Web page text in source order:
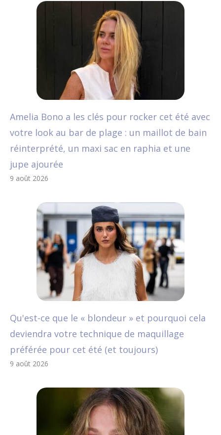
Amelia Bono a les clés pour rocker cet été avec
votre look au bar de plage : un maillot de bain
réinterprété, un maxi sac en raphia et une
jupe ajourée
9 août 2026
Qu'est-ce que le « blondeur » et pourquoi cela
deviendra votre technique de maquillage
préférée pour cet été (et toujours)
9 août 2026